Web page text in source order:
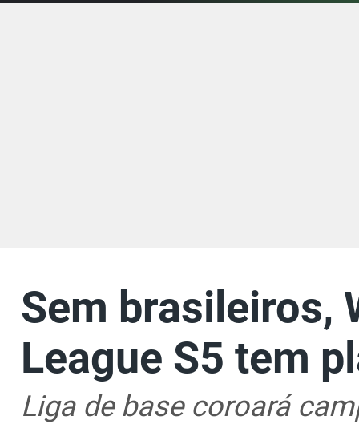
Sem brasileiros,
League S5 tem
Liga de base coroará